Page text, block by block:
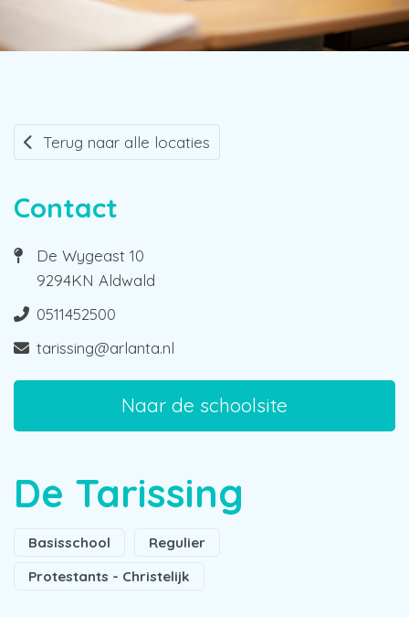
Terug naar alle locaties
Contact
De Wygeast 10
9294KN Aldwald
0511452500
tarissing@arlanta.nl
Naar de schoolsite
De Tarissing
Basisschool
Regulier
Protestants - Christelijk